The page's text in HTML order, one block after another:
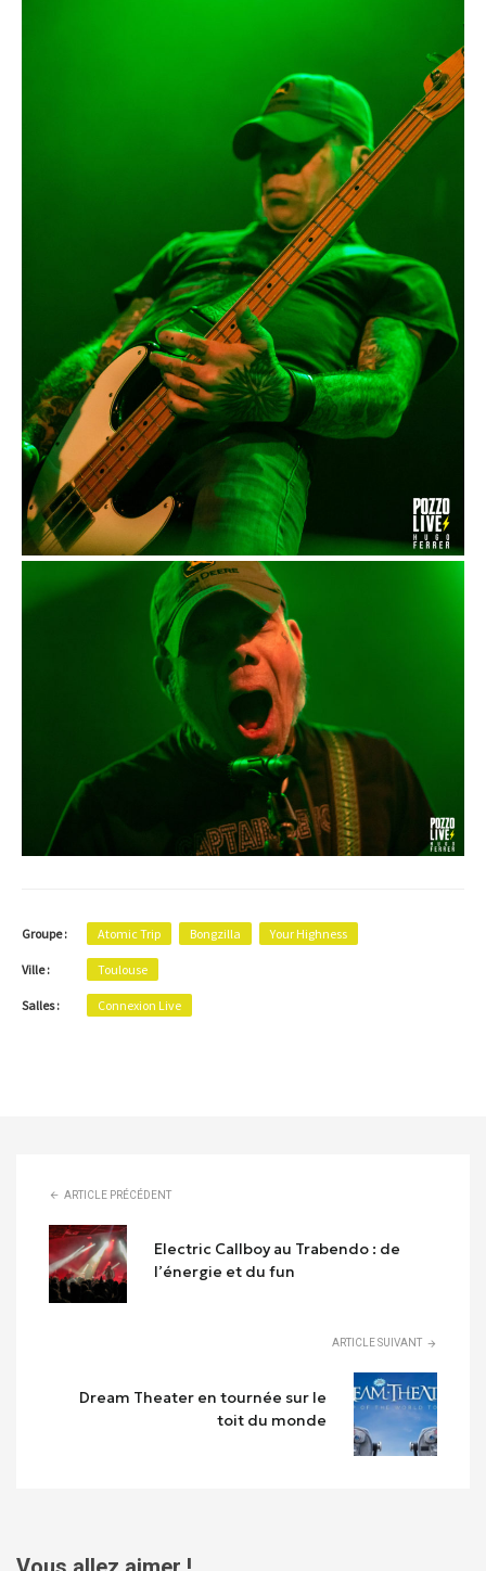
Groupe : Atomic Trip Bongzilla Your Highness
Ville : Toulouse
Salles : Connexion Live
ARTICLE PRÉCÉDENT
Electric Callboy au Trabendo : de
l’énergie et du fun
ARTICLE SUIVANT
Dream Theater en tournée sur le
toit du monde